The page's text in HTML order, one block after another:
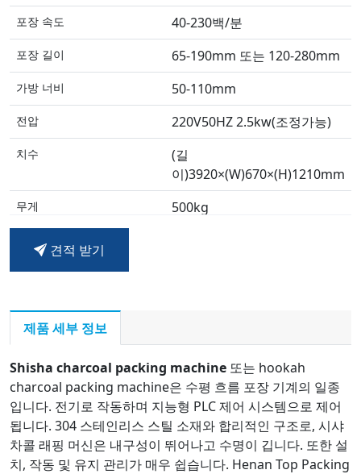
포장 속도 40-230백/분
포장 길이 65-190mm 또는 120-280mm
가방 너비 50-110mm
전압 220V50HZ 2.5kw(조정가능)
치수
(길
이)3920×(W)670×(H)1210mm
무게 500kg
견적 받기
제품 세부 정보
Shisha charcoal packing machine 또는 hookah
charcoal packing machine은 수평 흐름 포장 기계의 일종
입니다. 전기로 작동하며 지능형 PLC 제어 시스템으로 제어
됩니다. 304 스테인리스 스틸 소재와 합리적인 구조로, 시샤
차콜 래핑 머신은 내구성이 뛰어나고 수명이 깁니다. 또한 설
치, 작동 및 유지 관리가 매우 쉽습니다. Henan Top Packing